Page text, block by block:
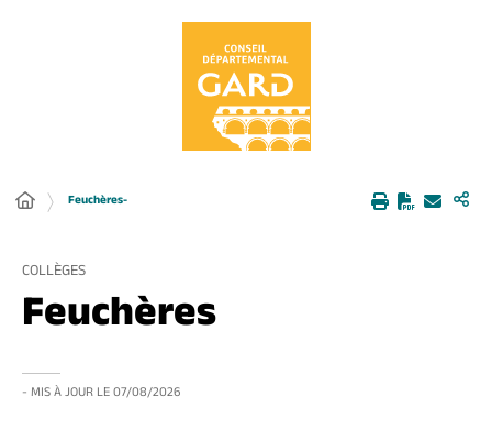
Feuchères-
COLLÈGES
Feuchères
- MIS À JOUR LE07/08/2026